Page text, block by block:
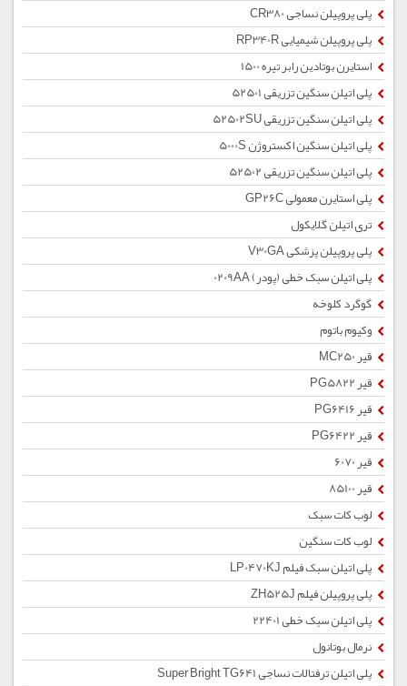
پلی پروپیلن نساجی CR380
پلی پروپیلن شیمیایی RP340R
استایرن بوتادین رابر تیره 1500
پلی اتیلن سنگین تزریقی 52501
پلی اتیلن سنگین تزریقی 52502SU
پلی اتیلن سنگین اکستروژن 5000S
پلی اتیلن سنگین تزریقی 52502
پلی استایرن معمولی GP26C
تری اتیلن گلایکول
پلی پروپیلن پزشکی V30GA
پلی اتیلن سبک خطی (پودر) 0209AA
گوگرد کلوخه
وکیوم باتوم
قیر MC250
قیر PG5822
قیر PG6416
قیر PG6422
قیر 6070
قیر 85100
لوب کات سبک
لوب کات سنگین
پلی اتیلن سبک فیلم LP0470KJ
پلی پروپیلن فیلم ZH525J
پلی اتیلن سبک خطی 22401
نرمال بوتانول
پلی اتیلن ترفتالات نساجی Super Bright TG641